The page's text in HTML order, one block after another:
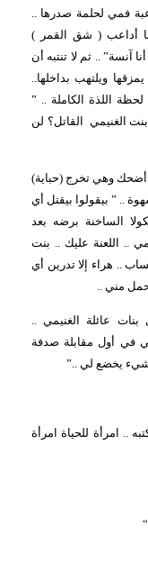
فمي لحلمة صدرها ..
أداعب ( شق القمر )
آنسة” .. ثم لا تنتبه أن
ويلتهب بداخلها..
اللذة الكاملة .. ”
الغنيمي القاتل؟ لن
أضحك وهي تخرج (حباية)
.. ” بيقولوا بيقتل أي
الساخنة برضه بعد
.. اللعنة عليك .. بنت
.. هراء إلا تدرين أي
مني ..
عائلة الغنيمي ..
في أول مقابلة صدفة
شيء يخضع لي ..”
.. امرأة للحياة امرأة